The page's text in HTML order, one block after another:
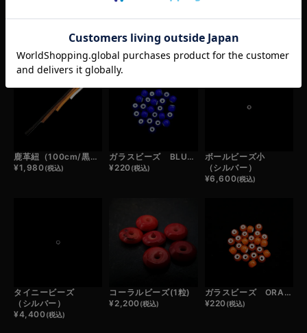
RECOMMEND ITEM あなたへおすすめ商品
鹿革紐（100cm/黒・濃茶・薄茶・白）
¥1,980(税込)
ガラスビーズ BLUE (1粒)
¥220(税込)
ボールビーズ小
（シルバー）
¥6,600(税込)
タイニービーズ
（シルバー）
¥4,400(税込)
コーラルビーズ(1粒)
¥2,200(税込)
ガラスビーズ ORANGE (1粒)
¥220(税込)